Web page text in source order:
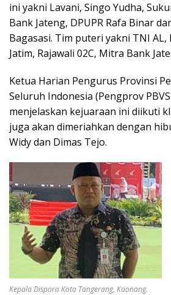
ini yakni Lavani, Singo Yudha,
Bank Jateng, DPUPR Rafa Binar
Bagasasi. Tim puteri yakni TNI AL,
Jatim, Rajawali 02C, Mitra Bank
Ketua Harian Pengurus Provinsi
Seluruh Indonesia (Pengprov
menjelaskan kejuaraan ini diikuti
juga akan dimeriahkan dengan
Widy dan Dimas Tejo.
Kepala Dispora Kota Tangerang, Kaonang.